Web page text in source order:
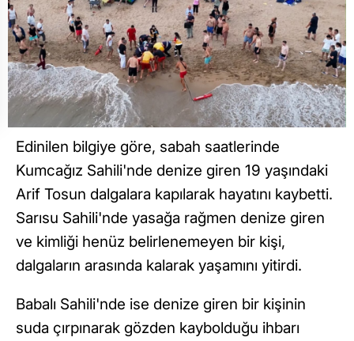
Edinilen bilgiye göre, sabah saatlerinde
Kumcağız Sahili'nde denize giren 19 yaşındaki
Arif Tosun dalgalara kapılarak hayatını kaybetti.
Sarısu Sahili'nde yasağa rağmen denize giren
ve kimliği henüz belirlenemeyen bir kişi,
dalgaların arasında kalarak yaşamını yitirdi.
Babalı Sahili'nde ise denize giren bir kişinin
suda çırpınarak gözden kaybolduğu ihbarı